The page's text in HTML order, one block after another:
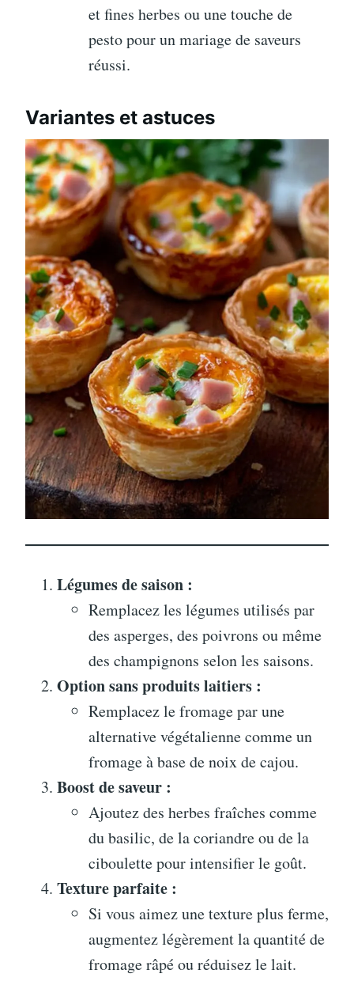
et fines herbes ou une touche de
pesto pour un mariage de saveurs
réussi.
Variantes et astuces
Légumes de saison :
Remplacez les légumes utilisés par
des asperges, des poivrons ou même
des champignons selon les saisons.
Option sans produits laitiers :
Remplacez le fromage par une
alternative végétalienne comme un
fromage à base de noix de cajou.
Boost de saveur :
Ajoutez des herbes fraîches comme
du basilic, de la coriandre ou de la
ciboulette pour intensifier le goût.
Texture parfaite :
Si vous aimez une texture plus ferme,
augmentez légèrement la quantité de
fromage râpé ou réduisez le lait.